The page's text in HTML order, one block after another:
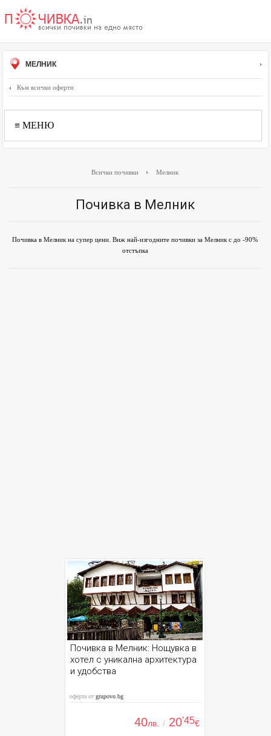
МЕЛНИК
Към всички оферти
≡ МЕНЮ
Всички почивки Мелник
Почивка в Мелник
Почивка в Мелник на супер цени. Виж най-изгодните почивки за Мелник с до -90%
отстъпка
Почивка в Мелник: Нощувка в
хотел с уникална архитектура
и удобства
оферта отgrupovo.bg
40лв. / 20'45€